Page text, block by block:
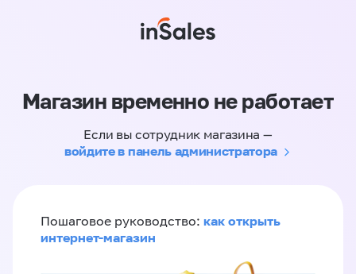
Магазин временно не работает
Если вы сотрудник магазина —
войдите в панель администратора
Пошаговое руководство: как открыть
интернет-магазин